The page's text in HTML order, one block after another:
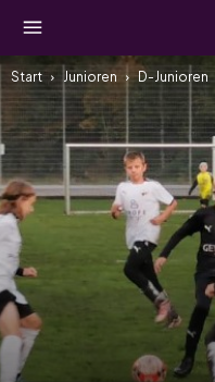
Start Junioren D-Junioren